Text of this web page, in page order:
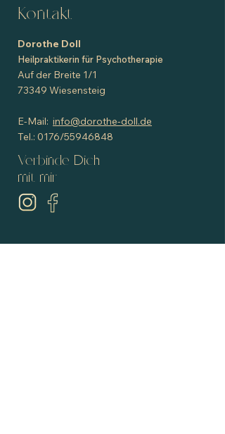
Kontakt
Dorothe Doll
Heilpraktikerin für Psychotherapie
Auf der Breite 1/1
73349 Wiesensteig
E-Mail: info@dorothe-doll.de
Tel.: 0176/55946848
Verbinde Dich
mit mir